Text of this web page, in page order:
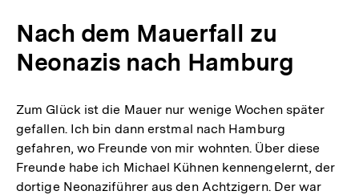
Nach dem Mauerfall zu
Neonazis nach Hamburg
Zum Glück ist die Mauer nur wenige Wochen später
gefallen. Ich bin dann erstmal nach Hamburg
gefahren, wo Freunde von mir wohnten. Über diese
Freunde habe ich Michael Kühnen kennengelernt, der
dortige Neonaziführer aus den Achtzigern. Der war